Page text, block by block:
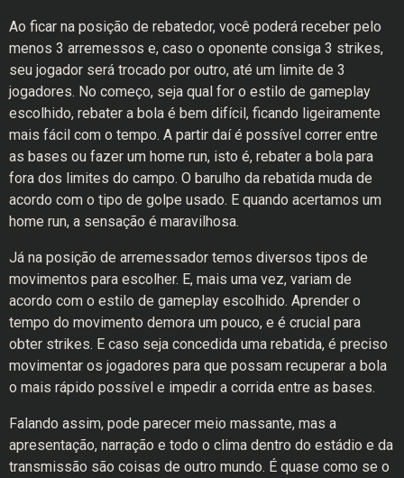
Ao ficar na posição de rebatedor, você poderá receber pelo
menos 3 arremessos e, caso o oponente consiga 3 strikes,
seu jogador será trocado por outro, até um limite de 3
jogadores. No começo, seja qual for o estilo de gameplay
escolhido, rebater a bola é bem difícil, ficando ligeiramente
mais fácil com o tempo. A partir daí é possível correr entre
as bases ou fazer um home run, isto é, rebater a bola para
fora dos limites do campo. O barulho da rebatida muda de
acordo com o tipo de golpe usado. E quando acertamos um
home run, a sensação é maravilhosa.
Já na posição de arremessador temos diversos tipos de
movimentos para escolher. E, mais uma vez, variam de
acordo com o estilo de gameplay escolhido. Aprender o
tempo do movimento demora um pouco, e é crucial para
obter strikes. E caso seja concedida uma rebatida, é preciso
movimentar os jogadores para que possam recuperar a bola
o mais rápido possível e impedir a corrida entre as bases.
Falando assim, pode parecer meio massante, mas a
apresentação, narração e todo o clima dentro do estádio e da
transmissão são coisas de outro mundo. É quase como se o